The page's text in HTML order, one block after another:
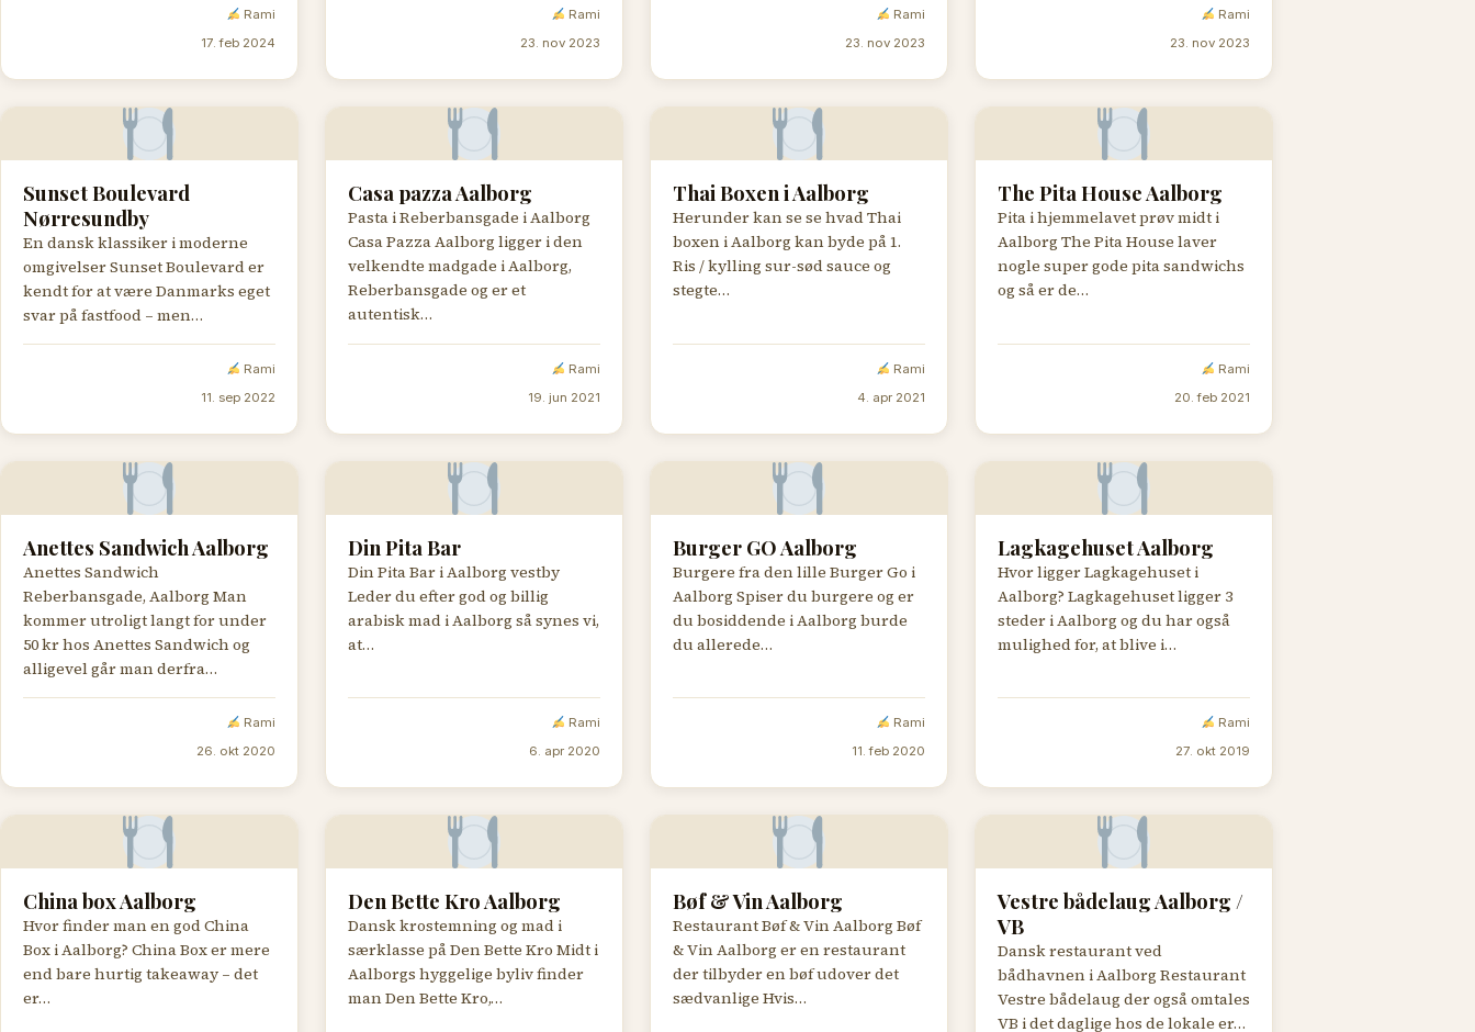
Rami
17. feb 2024
Rami
23. nov 2023
Rami
23. nov 2023
Rami
23. nov 2023
Sunset Boulevard
Nørresundby
En dansk klassiker i moderne
omgivelser Sunset Boulevard er
kendt for at være Danmarks eget
svar på fastfood – men…
Rami
11. sep 2022
Casa pazza Aalborg
Pasta i Reberbansgade i Aalborg
Casa Pazza Aalborg ligger i den
velkendte madgade i Aalborg,
Reberbansgade og er et
autentisk…
Rami
19. jun 2021
Thai Boxen i Aalborg
Herunder kan se se hvad Thai
boxen i Aalborg kan byde på 1.
Ris / kylling sur-sød sauce og
stegte…
Rami
4. apr 2021
The Pita House Aalborg
Pita i hjemmelavet prøv midt i
Aalborg The Pita House laver
nogle super gode pita sandwichs
og så er de…
Rami
20. feb 2021
Anettes Sandwich Aalborg
Anettes Sandwich
Reberbansgade, Aalborg Man
kommer utroligt langt for under
50 kr hos Anettes Sandwich og
alligevel går man derfra…
Rami
26. okt 2020
Din Pita Bar
Din Pita Bar i Aalborg vestby
Leder du efter god og billig
arabisk mad i Aalborg så synes vi,
at…
Rami
6. apr 2020
Burger GO Aalborg
Burgere fra den lille Burger Go i
Aalborg Spiser du burgere og er
du bosiddende i Aalborg burde
du allerede…
Rami
11. feb 2020
Lagkagehuset Aalborg
Hvor ligger Lagkagehuset i
Aalborg? Lagkagehuset ligger 3
steder i Aalborg og du har også
mulighed for, at blive i…
Rami
27. okt 2019
China box Aalborg
Hvor finder man en god China
Box i Aalborg? China Box er mere
end bare hurtig takeaway – det
er…
Den Bette Kro Aalborg
Dansk krostemning og mad i
særklasse på Den Bette Kro Midt i
Aalborgs hyggelige byliv finder
man Den Bette Kro,…
Bøf & Vin Aalborg
Restaurant Bøf & Vin Aalborg Bøf
& Vin Aalborg er en restaurant
der tilbyder en bøf udover det
sædvanlige Hvis…
Vestre bådelaug Aalborg /
VB
Dansk restaurant ved
bådhavnen i Aalborg Restaurant
Vestre bådelaug der også omtales
VB i det daglige hos de lokale er…